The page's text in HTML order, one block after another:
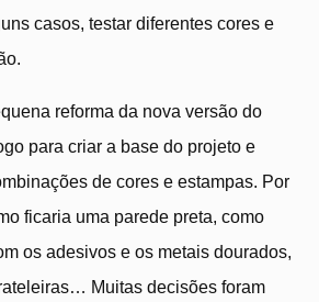
casos, testar diferentes cores e
reforma da nova versão do
para criar a base do projeto e
de cores e estampas. Por
ficaria uma parede preta, como
os adesivos e os metais dourados,
Muitas decisões foram